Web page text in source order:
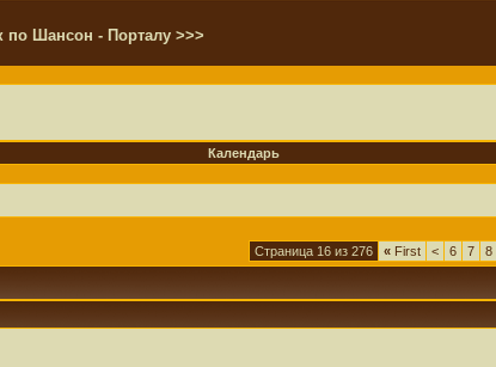
по Шансон - Порталу >>>
Календарь
Страница 16 из 276 « First < 6 7 8